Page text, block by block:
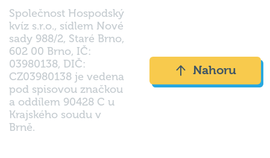
Společnost Hospodský
kvíz s.r.o., sídlem Nové
sady 988/2, Staré Brno,
602 00 Brno, IČ:
03980138, DIČ:
CZ03980138 je vedena
pod spisovou značkou
a oddílem 90428 C u
Krajského soudu v
Brně.
Nahoru